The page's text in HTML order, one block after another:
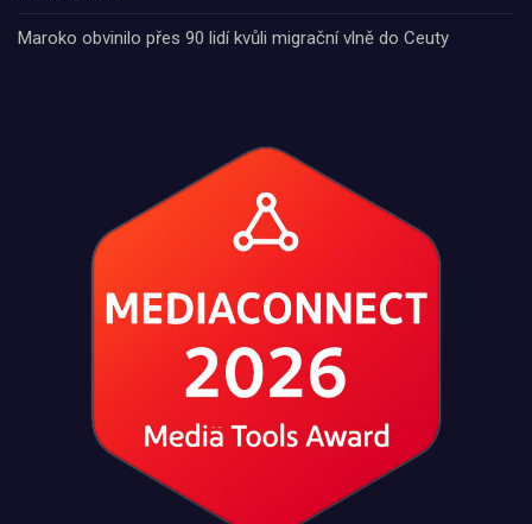
Maroko obvinilo přes 90 lidí kvůli migrační vlně do Ceuty